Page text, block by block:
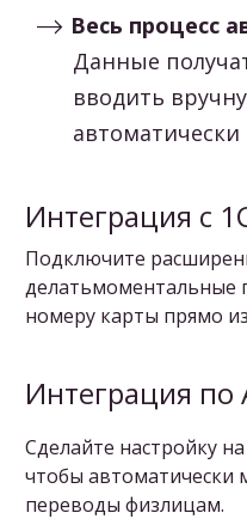
Весь процесс
Данные
вводить
автоматически
Интеграция с
Подключите
делатьмоментальные
номеру карты прямо
Интеграция по
Сделайте настройку
чтобы автоматически
переводы физлицам.